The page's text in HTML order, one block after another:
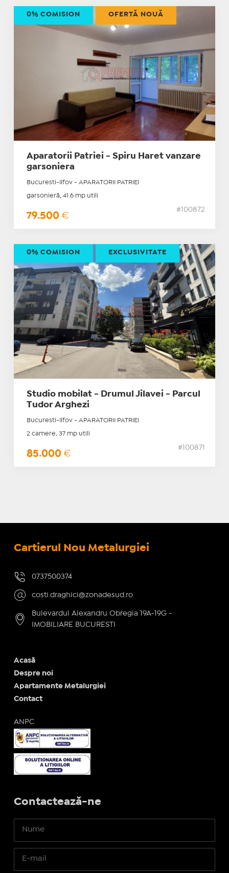
Aparatorii Patriei - Spiru Haret vanzare
garsoniera
Bucuresti-Ilfov - APARATORII PATRIEI
garsonieră, 41.6 mp utili
79.500 €
#100872
0% COMISION OFERTĂ NOUĂ
Studio mobilat - Drumul Jilavei - Parcul
Tudor Arghezi
Bucuresti-Ilfov - APARATORII PATRIEI
2 camere, 37 mp utili
85.000 €
#100871
0% COMISION EXCLUSIVITATE
Cartierul Nou Metalurgiei
0737500374
costi.draghici@zonadesud.ro
Bulevardul Alexandru Obregia 19A-19G -
IMOBILIARE BUCURESTI
Acasă
Despre noi
Apartamente Metalurgiei
Contact
ANPC
Contactează-ne